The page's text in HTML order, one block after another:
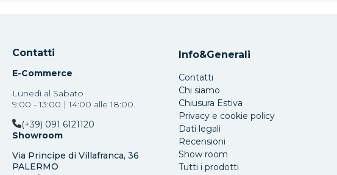
Contatti
E-Commerce
Lunedì al Sabato
9:00 - 13:00 | 14:00 alle 18:00.
(+39) 091 6121120
Showroom
Via Principe di Villafranca, 36
PALERMO
Info&Generali
Contatti
Chi siamo
Chiusura Estiva
Privacy e cookie policy
Dati legali
Recensioni
Show room
Tutti i prodotti